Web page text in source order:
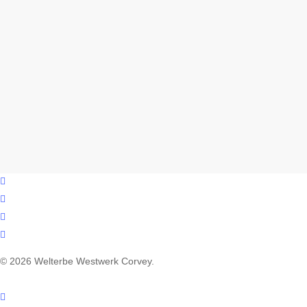
facebook
youtube
instagram
email
© 2026 Welterbe Westwerk Corvey.